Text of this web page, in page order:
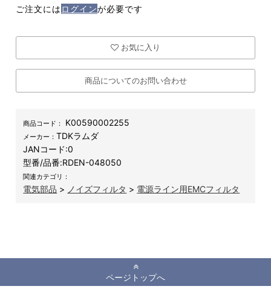
ご注文には ログインが必要です
お気に入り
商品についてのお問い合わせ
商品コード： K00590002255
メーカー： TDKラムダ
JANコード:0
型番/品番:RDEN-048050
関連カテゴリ：
電気部品 > ノイズフィルタ > 電源ライン用EMCフィルタ
ページトップへ